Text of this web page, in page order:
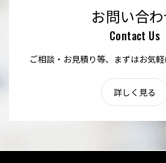
お問い合
Contact Us
ご相談・お見積り等、まずはお気
詳しく見る